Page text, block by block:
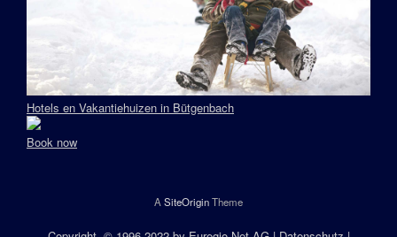
Hotels en Vakantiehuizen in Bütgenbach
Book now
A SiteOriginTheme